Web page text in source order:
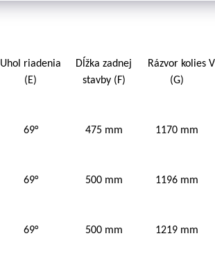
Uhol riadenia
(E)
Dĺžka zadnej
stavby (F)
Rázvor kolies
(G)
69° 475 mm 1170 mm
69° 500 mm 1196 mm
69° 500 mm 1219 mm